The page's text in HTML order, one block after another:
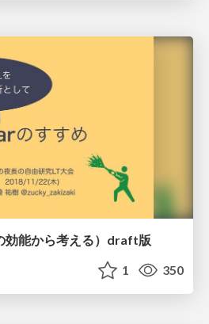
効能から考える）draft版
1 350